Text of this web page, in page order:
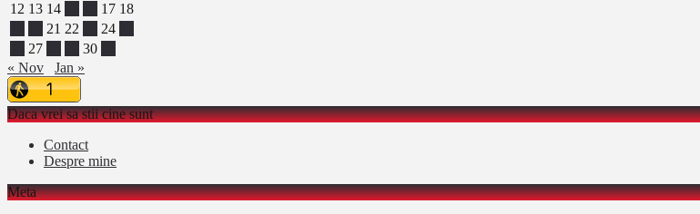
12 13 14 17 18
21 22 24
27 30
« Nov
Jan »
Daca vrei sa stii cine sunt
Contact
Despre mine
Meta